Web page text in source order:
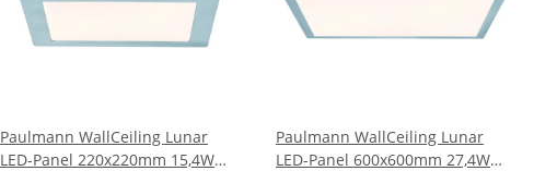
Paulmann WallCeiling Lunar
LED-Panel 220x220mm 15,4W
Paulmann WallCeiling Lunar
LED-Panel 600x600mm 27,4W